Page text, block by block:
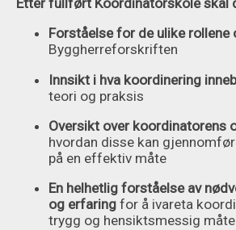
Forståelse for de ulike rollene
Byggherreforskriften
Innsikt i hva koordinering
teori og praksis
Oversikt over koordinatorens
hvordan disse kan
på en effektiv måte
En helhetlig forståelse av
og erfaring for å ivareta
trygg og hensiktsmessig måte